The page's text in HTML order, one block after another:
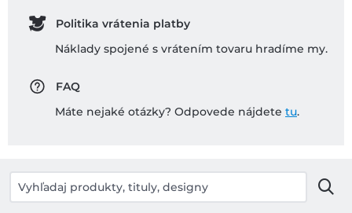
Politika vrátenia platby
Náklady spojené s vrátením tovaru hradíme my.
FAQ
Máte nejaké otázky? Odpovede nájdete tu.